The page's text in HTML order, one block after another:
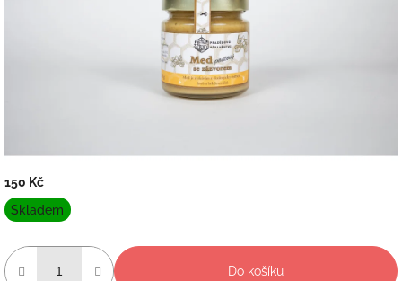
150 Kč
Měrná
cena:
Skladem
Do košíku